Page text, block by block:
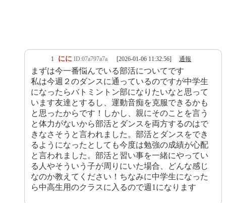
1 にに ID:07a797a7a [2026-01-06 11:32:56] 通報
まずは今一番悩んでいる部活についてです
私は今週２のダンスに通っているのですが中学生
になったらバトミントン部になりたいなと思って
います友達とするし、運動音痴を克服できるかも
と思ったからです！しかし、親にそのことを言う
と体力がないから部活とダンスを両方するのはで
きなさそうと言われました。部活とダンスをでき
るようになったとしても今度は勉強の成績が心配
と言われました。部活と習い事を一緒にやってい
る人やそういう子が周りにいた場合、どんな感じ
なのか教えてください！ちなみに中学生になった
ら中高生用のクラスに入るので週1になります